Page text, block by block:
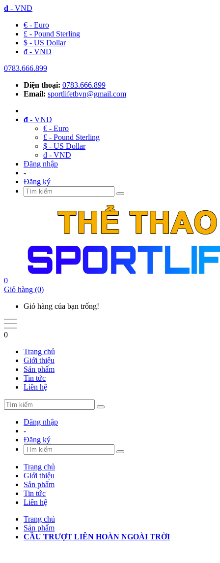
đ - VND
€ - Euro
£ - Pound Sterling
$ - US Dollar
đ - VND
0783.666.899
Điện thoại: 0783.666.899
Email: sportlifetbvn@gmail.com
đ - VND
€ - Euro
£ - Pound Sterling
$ - US Dollar
đ - VND
Đăng nhập
-
Đăng ký
0
Giỏ hàng (0)
Giỏ hàng của bạn trống!
0
Trang chủ
Giới thiệu
Sản phẩm
Tin tức
Liên hệ
Đăng nhập
-
Đăng ký
Trang chủ
Giới thiệu
Sản phẩm
Tin tức
Liên hệ
Trang chủ
Sản phẩm
CẦU TRƯỢT LIÊN HOÀN NGOÀI TRỜI